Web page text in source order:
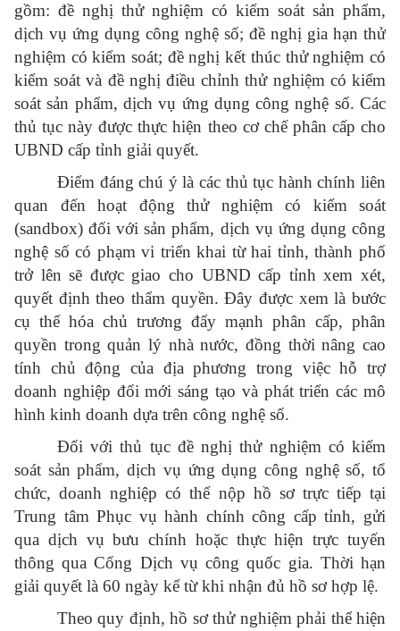
gồm: đề nghị thử nghiệm có kiểm soát sản phẩm,
dịch vụ ứng dụng công nghệ số; đề nghị gia hạn thử
nghiệm có kiểm soát; đề nghị kết thúc thử nghiệm có
kiểm soát và đề nghị điều chỉnh thử nghiệm có kiểm
soát sản phẩm, dịch vụ ứng dụng công nghệ số. Các
thủ tục này được thực hiện theo cơ chế phân cấp cho
UBND cấp tỉnh giải quyết.
Điểm đáng chú ý là các thủ tục hành chính liên
quan đến hoạt động thử nghiệm có kiểm soát
(sandbox) đối với sản phẩm, dịch vụ ứng dụng công
nghệ số có phạm vi triển khai từ hai tỉnh, thành phố
trở lên sẽ được giao cho UBND cấp tỉnh xem xét,
quyết định theo thẩm quyền. Đây được xem là bước
cụ thể hóa chủ trương đẩy mạnh phân cấp, phân
quyền trong quản lý nhà nước, đồng thời nâng cao
tính chủ động của địa phương trong việc hỗ trợ
doanh nghiệp đổi mới sáng tạo và phát triển các mô
hình kinh doanh dựa trên công nghệ số.
Đối với thủ tục đề nghị thử nghiệm có kiểm
soát sản phẩm, dịch vụ ứng dụng công nghệ số, tổ
chức, doanh nghiệp có thể nộp hồ sơ trực tiếp tại
Trung tâm Phục vụ hành chính công cấp tỉnh, gửi
qua dịch vụ bưu chính hoặc thực hiện trực tuyến
thông qua Cổng Dịch vụ công quốc gia. Thời hạn
giải quyết là 60 ngày kể từ khi nhận đủ hồ sơ hợp lệ.
Theo quy định, hồ sơ thử nghiệm phải thể hiện